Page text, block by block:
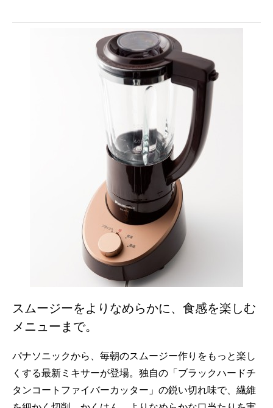
スムージーをよりなめらかに、食感を楽しむ
メニューまで。
パナソニックから、毎朝のスムージー作りをもっと楽し
くする最新ミキサーが登場。独自の「ブラックハードチ
タンコートファイバーカッター」の鋭い切れ味で、繊維